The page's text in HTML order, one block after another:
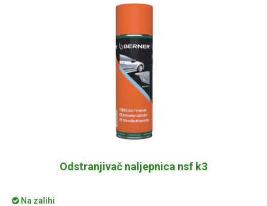
Odstranjivač naljepnica nsf k3
Na zalihi